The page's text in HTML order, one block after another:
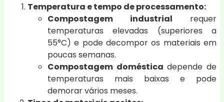
Temperatura e tempo de processamento:
Compostagem industrial requer
temperaturas elevadas (superiores a
55°C) e pode decompor os materiais em
poucas semanas.
Compostagem doméstica depende de
temperaturas mais baixas e pode
demorar vários meses.